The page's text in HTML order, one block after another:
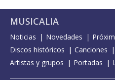
MUSICALIA
Noticias Novedades
Discos históricos
Canciones
Artistas y grupos
Portadas